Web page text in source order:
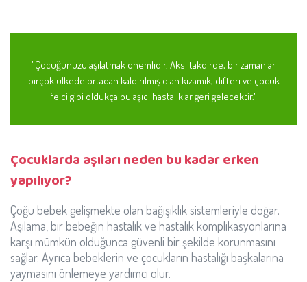
"Çocuğunuzu aşılatmak önemlidir. Aksi takdirde, bir zamanlar
birçok ülkede ortadan kaldırılmış olan kızamık, difteri ve çocuk
felci gibi oldukça bulaşıcı hastalıklar geri gelecektir."
Çocuklarda aşıları neden bu kadar erken
yapılıyor?
Çoğu bebek gelişmekte olan bağışıklık sistemleriyle doğar.
Aşılama, bir bebeğin hastalık ve hastalık komplikasyonlarına
karşı mümkün olduğunca güvenli bir şekilde korunmasını
sağlar. Ayrıca bebeklerin ve çocukların hastalığı başkalarına
yaymasını önlemeye yardımcı olur.